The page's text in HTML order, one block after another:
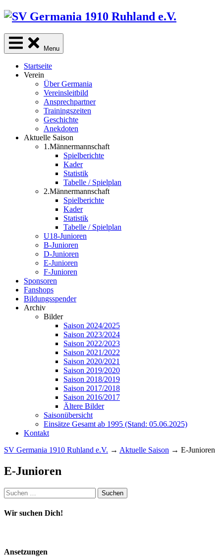
Skip
content
Menu
Startseite
Verein
Über Germania
Vereinsleitbild
Ansprechpartner
Trainingszeiten
Geschichte
Anekdoten
Aktuelle Saison
1.Männermannschaft
Spielberichte
Kader
Statistik
Tabelle / Spielplan
2.Männermannschaft
Spielberichte
Kader
Statistik
Tabelle / Spielplan
U18-Junioren
B-Junioren
D-Junioren
E-Junioren
F-Junioren
Sponsoren
Fanshops
Bildungsspender
Archiv
Bilder
Saison 2024/2025
Saison 2023/2024
Saison 2022/2023
Saison 2021/2022
Saison 2020/2021
Saison 2019/2020
Saison 2018/2019
Saison 2017/2018
Saison 2016/2017
Ältere Bilder
Saisonübersicht
Einsätze Gesamt ab 1995 (Stand: 05.06.2025)
Kontakt
SV Germania 1910 Ruhland e.V. → Aktuelle Saison → E-Junioren
E-Junioren
Suchen
nach:
Wir suchen Dich!
Ansetzungen